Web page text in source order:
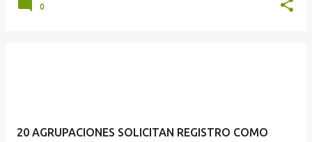
0
20 AGRUPACIONES SOLICITAN REGISTRO COMO